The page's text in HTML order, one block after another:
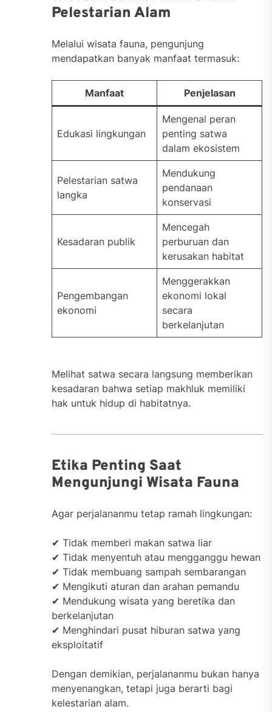
Pelestarian Alam
Melalui wisata fauna, pengunjung
mendapatkan banyak manfaat termasuk:
Manfaat Penjelasan
Edukasi lingkungan
Mengenal peran
penting satwa
dalam ekosistem
Pelestarian satwa
langka
Mendukung
pendanaan
konservasi
Kesadaran publik
Mencegah
perburuan dan
kerusakan habitat
Pengembangan
ekonomi
Menggerakkan
ekonomi lokal
secara
berkelanjutan
Melihat satwa secara langsung memberikan
kesadaran bahwa setiap makhluk memiliki
hak untuk hidup di habitatnya.
Etika Penting Saat
Mengunjungi Wisata Fauna
Agar perjalananmu tetap ramah lingkungan:
✔ Tidak memberi makan satwa liar
✔ Tidak menyentuh atau mengganggu hewan
✔ Tidak membuang sampah sembarangan
✔ Mengikuti aturan dan arahan pemandu
✔ Mendukung wisata yang beretika dan
berkelanjutan
✔ Menghindari pusat hiburan satwa yang
eksploitatif
Dengan demikian, perjalananmu bukan hanya
menyenangkan, tetapi juga berarti bagi
kelestarian alam.